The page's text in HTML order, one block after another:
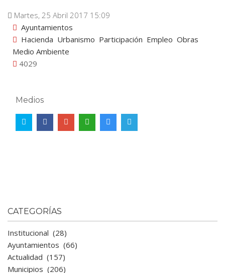
Martes, 25 Abril 2017 15:09
Ayuntamientos
Hacienda Urbanismo Participación Empleo Obras
Medio Ambiente
4029
Medios
CATEGORÍAS
Institucional (28)
Ayuntamientos (66)
Actualidad (157)
Municipios (206)